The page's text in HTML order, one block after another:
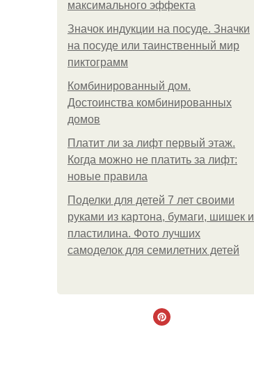
максимального эффекта
Значок индукции на посуде. Значки
на посуде или таинственный мир
пиктограмм
Комбинированный дом.
Достоинства комбинированных
домов
Платит ли за лифт первый этаж.
Когда можно не платить за лифт:
новые правила
Поделки для детей 7 лет своими
руками из картона, бумаги, шишек и
пластилина. Фото лучших
самоделок для семилетних детей